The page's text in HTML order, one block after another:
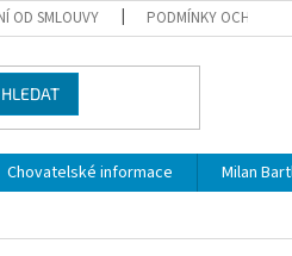
OD SMLOUVY PODMÍNKY OCHRANY
HLEDAT
Chovatelské informace Milan